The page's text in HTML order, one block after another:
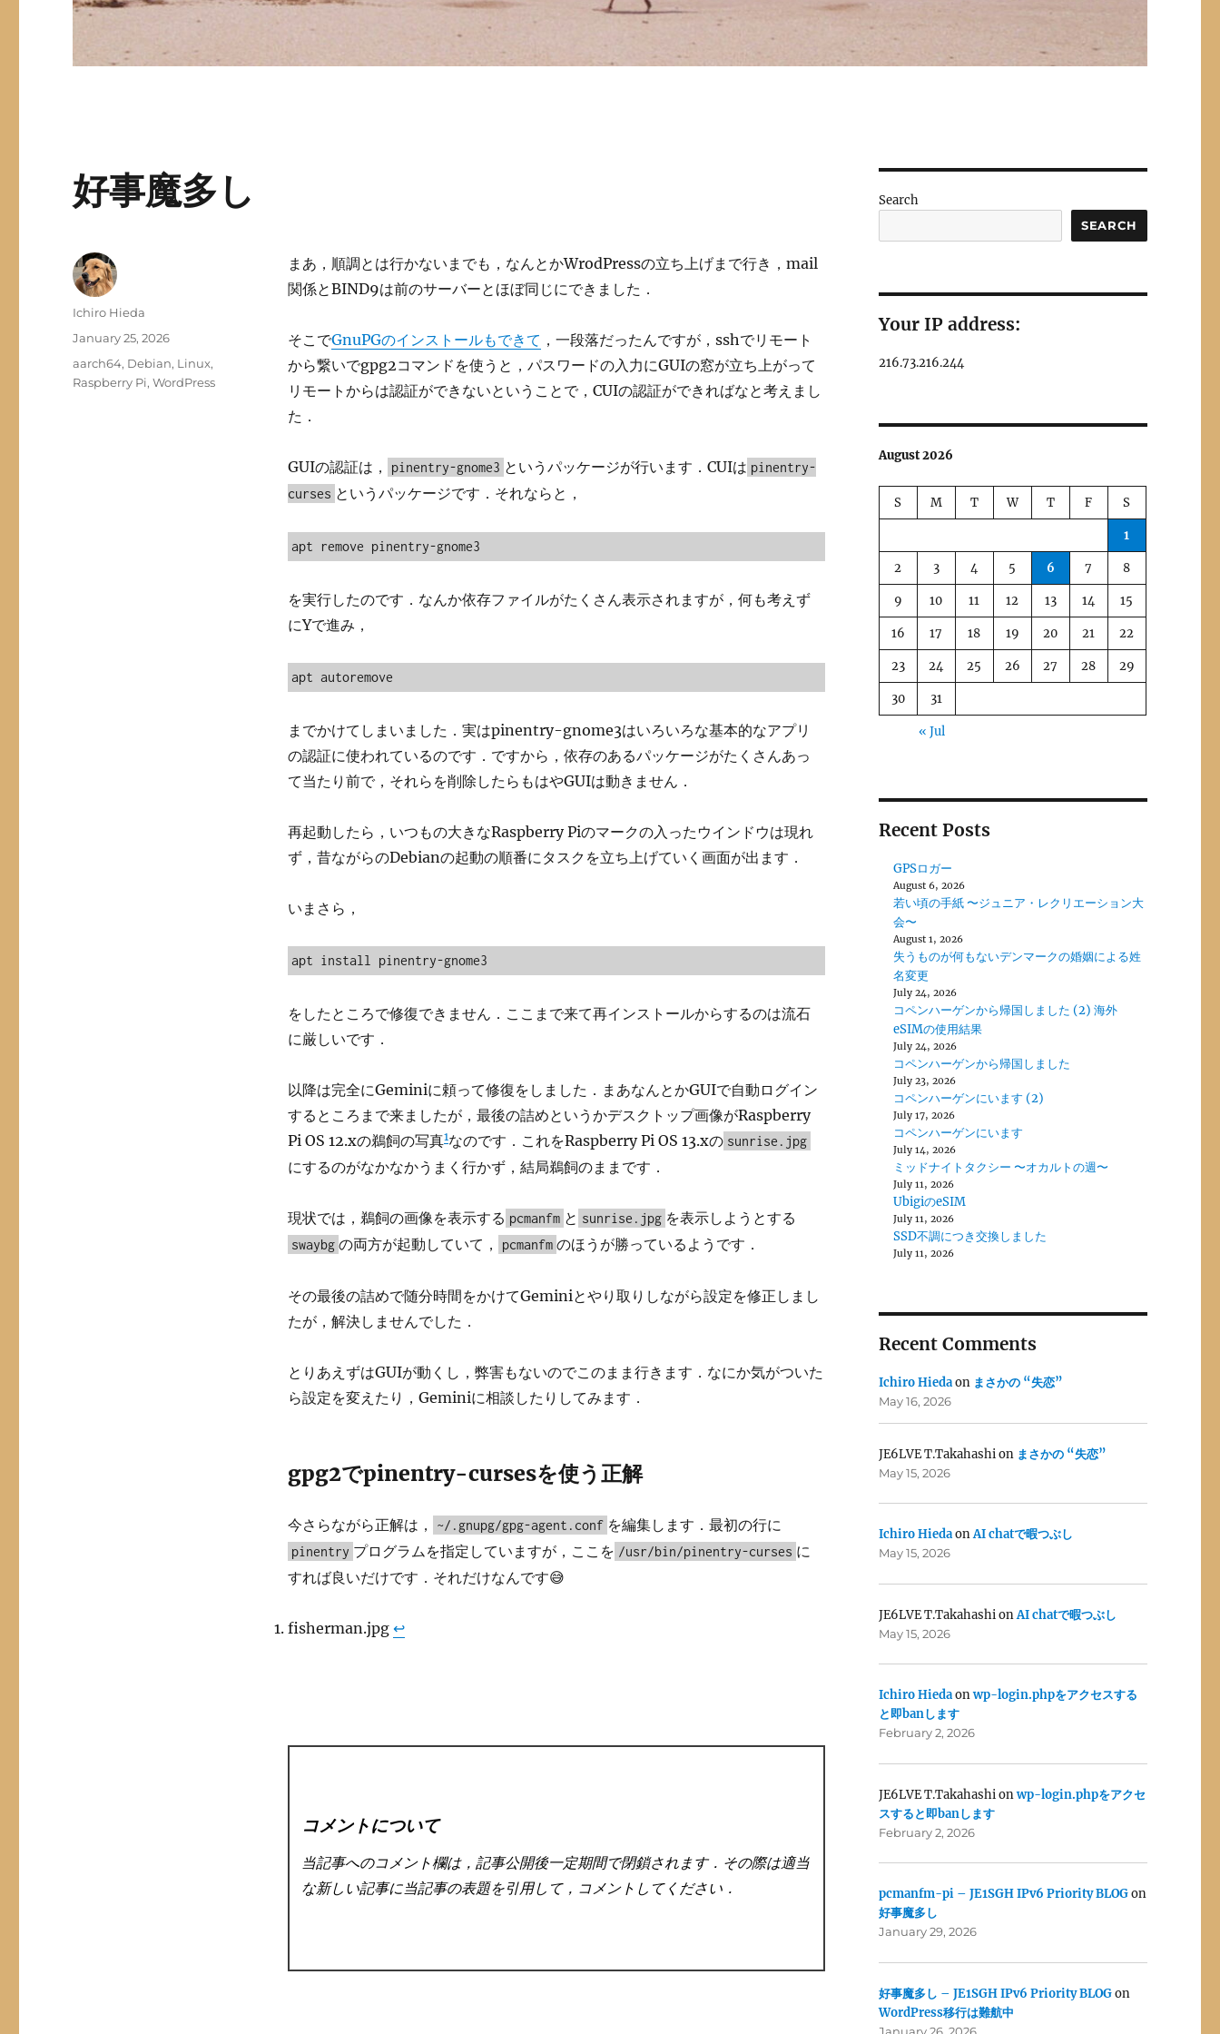
好事魔多し
まあ，順調とは行かないまでも，なんとかWrodPressの立ち上げまで行き，mail
関係とBIND9は前のサーバーとほぼ同じにできました．
そこでGnuPGのインストールもできて ，一段落だったんですが，sshでリモート
から繋いでgpg2コマンドを使うと，パスワードの入力にGUIの窓が立ち上がって
リモートからは認証ができないということで，CUIの認証ができればなと考えまし
た．
GUIの認証は， pinentry-gnome3 というパッケージが行います．CUIは pinentry-
curses というパッケージです．それならと，
apt remove pinentry-gnome3
を実行したのです．なんか依存ファイルがたくさん表示されますが，何も考えず
にYで進み，
apt autoremove
までかけてしまいました．実はpinentry-gnome3はいろいろな基本的なアプリ
の認証に使われているのです．ですから，依存のあるパッケージがたくさんあっ
て当たり前で，それらを削除したらもはやGUIは動きません．
再起動したら，いつもの大きなRaspberry Piのマークの入ったウインドウは現れ
ず，昔ながらのDebianの起動の順番にタスクを立ち上げていく画面が出ます．
いまさら，
apt install pinentry-gnome3
をしたところで修復できません．ここまで来て再インストールからするのは流石
に厳しいです．
以降は完全にGeminiに頼って修復をしました．まあなんとかGUIで自動ログイン
するところまで来ましたが，最後の詰めというかデスクトップ画像がRaspberry
Pi OS 12.xの鵜飼の写真1なのです．これをRaspberry Pi OS 13.xの sunrise.jpg
にするのがなかなかうまく行かず，結局鵜飼のままです．
現状では，鵜飼の画像を表示する pcmanfm と sunrise.jpg を表示しようとする
swaybg の両方が起動していて， pcmanfm のほうが勝っているようです．
その最後の詰めで随分時間をかけてGeminiとやり取りしながら設定を修正しまし
たが，解決しませんでした．
とりあえずはGUIが動くし，弊害もないのでこのまま行きます．なにか気がついた
ら設定を変えたり，Geminiに相談したりしてみます．
gpg2でpinentry-cursesを使う正解
今さらながら正解は， ~/.gnupg/gpg-agent.conf を編集します．最初の行に
pinentry プログラムを指定していますが，ここを /usr/bin/pinentry-curses に
すれば良いだけです．それだけなんです😅
fisherman.jpg ↩︎
コメントについて
当記事へのコメント欄は，記事公開後一定期間で閉鎖されます．その際は適当
な新しい記事に当記事の表題を引用して，コメントしてください．
Author
Ichiro Hieda
Posted
January 25, 2026
Categories
aarch64, Debian, Linux,
Raspberry Pi,WordPress
Search
SEARCH
Your IP address:
216.73.216.244
August 2026
S M T W T F S
1
2 3 4 5 6 7 8
9 10 11 12 13 14 15
16 17 18 19 20 21 22
23 24 25 26 27 28 29
30 31
« Jul
Recent Posts
GPSロガー
August 6, 2026
若い頃の手紙 〜ジュニア・レクリエーション大
会〜
August 1, 2026
失うものが何もないデンマークの婚姻による姓
名変更
July 24, 2026
コペンハーゲンから帰国しました (2) 海外
eSIMの使用結果
July 24, 2026
コペンハーゲンから帰国しました
July 23, 2026
コペンハーゲンにいます (2)
July 17, 2026
コペンハーゲンにいます
July 14, 2026
ミッドナイトタクシー 〜オカルトの週〜
July 11, 2026
UbigiのeSIM
July 11, 2026
SSD不調につき交換しました
July 11, 2026
Recent Comments
Ichiro Hiedaon まさかの “失恋”
May 16, 2026
JE6LVE T.Takahashion まさかの “失恋”
May 15, 2026
Ichiro HiedaonAI chatで暇つぶし
May 15, 2026
JE6LVE T.TakahashionAI chatで暇つぶし
May 15, 2026
Ichiro Hiedaonwp-login.phpをアクセスする
と即banします
February 2, 2026
JE6LVE T.Takahashionwp-login.phpをアクセ
スすると即banします
February 2, 2026
pcmanfm-pi – JE1SGH IPv6 Priority BLOGon
好事魔多し
January 29, 2026
好事魔多し – JE1SGH IPv6 Priority BLOGon
WordPress移行は難航中
January 26, 2026